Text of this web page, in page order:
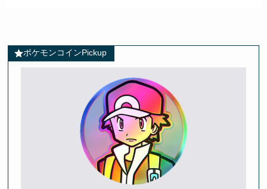
ポケモンコインPickup